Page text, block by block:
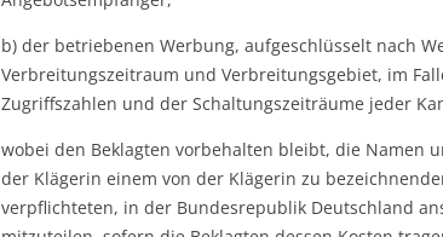
b) der betriebenen Werbung, aufgeschlüsselt nach
Verbreitungszeitraum und Verbreitungsgebiet, im
Zugriffszahlen und der Schaltungszeiträume jeder
wobei den Beklagten vorbehalten bleibt, die Namen
der Klägerin einem von der Klägerin zu
verpflichteten, in der Bundesrepublik Deutschland